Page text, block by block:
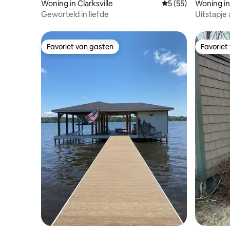
Woning in Clarksville Gemiddelde
5 (55)
Geworteld in liefde
Woning
Uitstapje
Favoriet van gasten
Favoriet van gasten